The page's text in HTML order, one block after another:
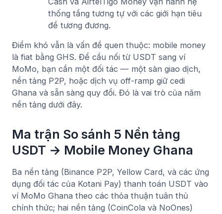
thống tầng tương tự với các giới hạn tiêu
đề tương đương.
Điểm khó vẫn là vấn đề quen thuộc: mobile money
là fiat bằng GHS. Để cầu nối từ USDT sang ví
MoMo, bạn cần một đối tác — một sàn giao dịch,
nền tảng P2P, hoặc dịch vụ off-ramp giữ cedi
Ghana và sẵn sàng quy đổi. Đó là vai trò của năm
nền tảng dưới đây.
Ma trận So sánh 5 Nền tảng
USDT → Mobile Money Ghana
Ba nền tảng (Binance P2P, Yellow Card, và các ứng
dụng đối tác của Kotani Pay) thanh toán USDT vào
ví MoMo Ghana theo các thỏa thuận tuân thủ
chính thức; hai nền tảng (CoinCola và NoOnes)